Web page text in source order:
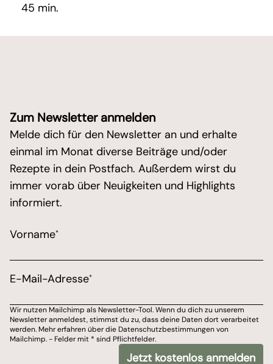
45 min.
Zum Newsletter anmelden
Melde dich für den Newsletter an und erhalte
einmal im Monat diverse Beiträge und/oder
Rezepte in dein Postfach. Außerdem wirst du
immer vorab über Neuigkeiten und Highlights
informiert.
Vorname*
E-Mail-Adresse*
Du kannst dich jederzeit von meinem Newsletter
Wir nutzen Mailchimp als Newsletter-Tool. Wenn du dich zu unserem
/* real people should not fill this in and expect
Wir nutzen Mailchimp als Newsletter-Tool. Wenn du dich zu unserem
Newsletter anmeldest, stimmst du zu, dass deine Daten dort verarbeitet
werden. Mehr erfahren über die Datenschutzbestimmungen von
Mailchimp. - Felder mit * sind Pflichtfelder.
Jetzt kostenlos anmelden